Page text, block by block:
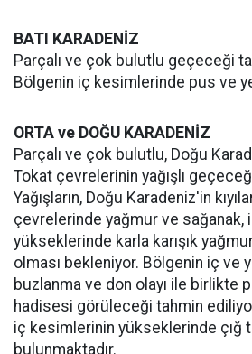
BATI KARADENİZ
Parçalı ve çok bulutlu geçeceği
Bölgenin iç kesimlerinde pus ve
ORTA ve DOĞU KARADENİZ
Parçalı ve çok bulutlu, Doğu
Tokat çevrelerinin yağışlı
Yağışların, Doğu Karadeniz'in
çevrelerinde yağmur ve sağanak,
yükseklerinde karla karışık
olması bekleniyor. Bölgenin iç ve
buzlanma ve don olayı ile birlikte
hadisesi görüleceği tahmin
iç kesimlerinin yükseklerinde çığ
bulunmaktadır.